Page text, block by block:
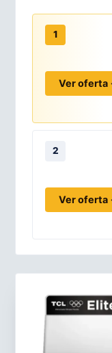
1
Ver oferta
2
Ver oferta